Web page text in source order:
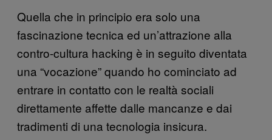
Quella che in principio era solo una
fascinazione tecnica ed un’attrazione alla
contro-cultura hacking è in seguito diventata
una “vocazione” quando ho cominciato ad
entrare in contatto con le realtà sociali
direttamente affette dalle mancanze e dai
tradimenti di una tecnologia insicura.